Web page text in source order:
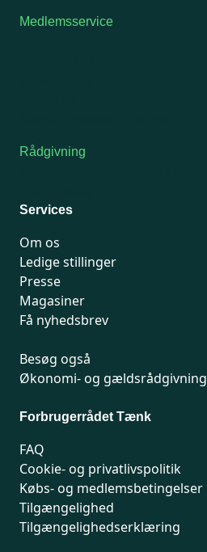
Medlemsservice
Rådgivning
Services
Om os
Ledige stillinger
Presse
Magasiner
Få nyhedsbrev
Besøg også
Økonomi- og gældsrådgivning
Forbrugerrådet Tænk
FAQ
Cookie- og privatlivspolitik
Købs- og medlemsbetingelser
Tilgængelighed
Tilgængelighedserklæring